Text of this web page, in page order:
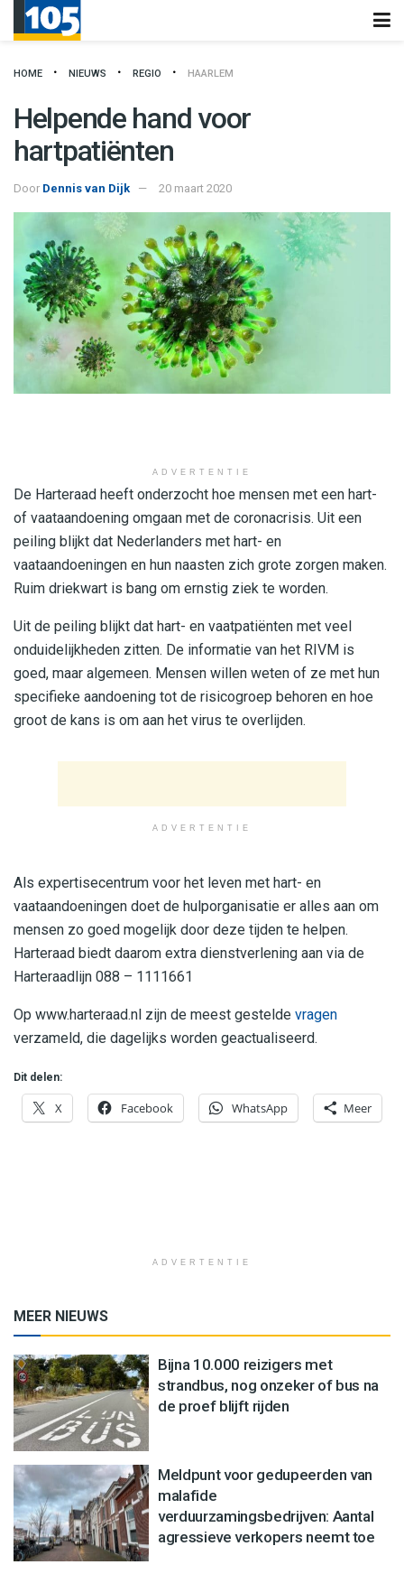
HOME NIEUWS REGIO HAARLEM
Helpende hand voor
hartpatiënten
Door Dennis van Dijk 20 maart 2020
ADVERTENTIE
De Harteraad heeft onderzocht hoe mensen met een hart-
of vaataandoening omgaan met de coronacrisis. Uit een
peiling blijkt dat Nederlanders met hart- en
vaataandoeningen en hun naasten zich grote zorgen maken.
Ruim driekwart is bang om ernstig ziek te worden.
Uit de peiling blijkt dat hart- en vaatpatiënten met veel
onduidelijkheden zitten. De informatie van het RIVM is
goed, maar algemeen. Mensen willen weten of ze met hun
specifieke aandoening tot de risicogroep behoren en hoe
groot de kans is om aan het virus te overlijden.
ADVERTENTIE
Als expertisecentrum voor het leven met hart- en
vaataandoeningen doet de hulporganisatie er alles aan om
mensen zo goed mogelijk door deze tijden te helpen.
Harteraad biedt daarom extra dienstverlening aan via de
Harteraadlijn 088 – 1111661
Op www.harteraad.nl zijn de meest gestelde vragen
verzameld, die dagelijks worden geactualiseerd.
Dit delen:
X Facebook WhatsApp Meer
ADVERTENTIE
MEER NIEUWS
Bijna 10.000 reizigers met
strandbus, nog onzeker of bus na
de proef blijft rijden
Meldpunt voor gedupeerden van
malafide
verduurzamingsbedrijven: Aantal
agressieve verkopers neemt toe